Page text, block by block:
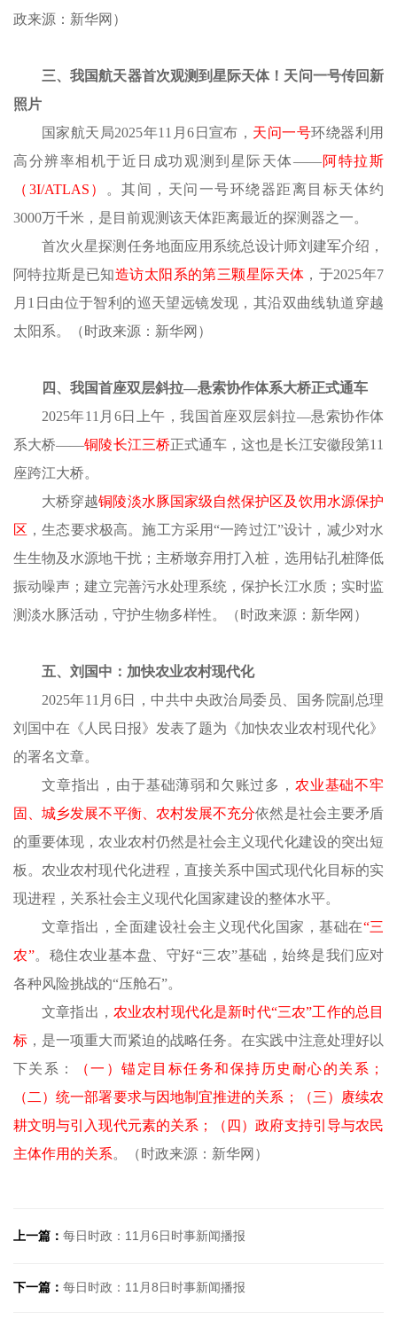
政来源：新华网）
三、我国航天器首次观测到星际天体！天问一号传回新
照片
国家航天局2025年11月6日宣布， 天问一号环绕器利用
高分辨率相机于近日成功观测到星际天体——阿特拉斯
（ 3I/ATLAS）
。其间，天问一号环绕器距离目标天体约
3000万千米，是目前观测该天体距离最近的探测器之一。
首次火星探测任务地面应用系统总设计师刘建军介绍，
阿特拉斯是已知造访太阳系的第三颗星际天体 ，于2025年7
月1日由位于智利的巡天望远镜发现，其沿双曲线轨道穿越
太阳系。（时政来源：新华网）
四、我国首座双层斜拉—悬索协作体系大桥正式通车
2025年11月6日上午，我国首座双层斜拉—悬索协作体
系大桥——铜陵长江三桥正式通车，这也是长江安徽段第11
座跨江大桥。
大桥穿越铜陵淡水豚国家级自然保护区及饮用水源保护
区 ，生态要求极高。施工方采用“一跨过江”设计，减少对水
生生物及水源地干扰；主桥墩弃用打入桩，选用钻孔桩降低
振动噪声；建立完善污水处理系统，保护长江水质；实时监
测淡水豚活动，守护生物多样性。（时政来源：新华网）
五、刘国中：加快农业农村现代化
2025年11月6日，中共中央政治局委员、国务院副总理
刘国中在《人民日报》发表了题为《加快农业农村现代化》
的署名文章。
文章指出，由于基础薄弱和欠账过多， 农业基础不牢
固、城乡发展不平衡、农村发展不充分依然是社会主要矛盾
的重要体现，农业农村仍然是社会主义现代化建设的突出短
板。农业农村现代化进程，直接关系中国式现代化目标的实
现进程，关系社会主义现代化国家建设的整体水平。
文章指出，全面建设社会主义现代化国家，基础在“三
农”。稳住农业基本盘、守好“三农”基础，始终是我们应对
各种风险挑战的“压舱石”。
文章指出， 农业农村现代化是新时代“三农”工作的总目
标 ，是一项重大而紧迫的战略任务。在实践中注意处理好以
下关系：
（一）锚定目标任务和保持历史耐心的关系；
（二）统一部署要求与因地制宜推进的关系；（三）赓续农
耕文明与引入现代元素的关系；（四）政府支持引导与农民
主体作用的关系。（时政来源：新华网）
上一篇： 每日时政：11月6日时事新闻播报
下一篇： 每日时政：11月8日时事新闻播报